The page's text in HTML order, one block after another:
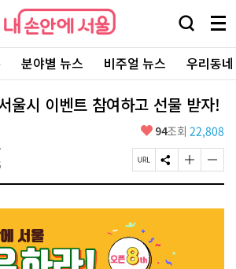
내
손
에
울
검
창
열
기
메
뉴
전
체
보
기
분야별 뉴스 비주얼 뉴스 우리동
울시 이벤트 참여하고 선물 받자!
좋
요
94조회 22,808
페
이
U
L
복
사
S
N
공
글
자
기
글
자
기